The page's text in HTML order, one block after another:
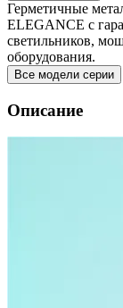
Герметичные
ELEGANCE с
светильников,
оборудования.
Все модели серии
Описание